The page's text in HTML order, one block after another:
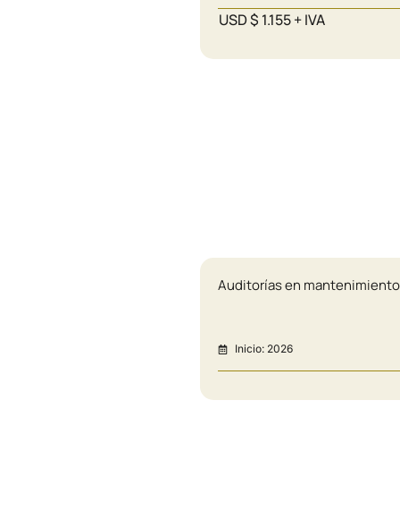
USD $ 1.155 + IVA
Auditorías en mantenimiento
Inicio: 2026